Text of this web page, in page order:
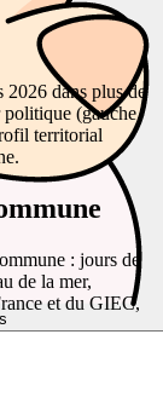
2026 dans plus de
(gauche,
territorial
: jours de
de la mer,
et du GIEC,